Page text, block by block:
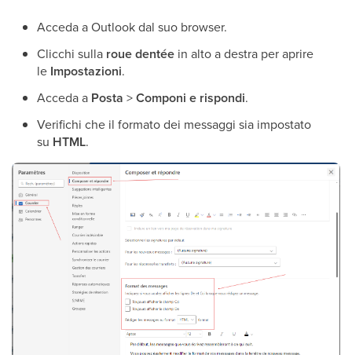
Acceda a Outlook dal suo browser.
Clicchi sulla roue dentée in alto a destra per aprire
le Impostazioni.
Acceda a Posta >Componi e rispondi.
Verifichi che il formato dei messaggi sia impostato
su HTML.